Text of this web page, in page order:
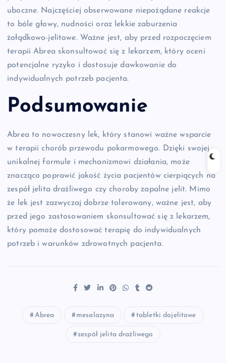
uboczne. Najczęściej obserwowane niepożądane reakcje
to bóle głowy, nudności oraz lekkie zaburzenia
żołądkowo-jelitowe. Ważne jest, aby przed rozpoczęciem
terapii Abrea skonsultować się z lekarzem, który oceni
potencjalne ryzyko i dostosuje dawkowanie do
indywidualnych potrzeb pacjenta.
Podsumowanie
Abrea to nowoczesny lek, który stanowi ważne wsparcie
w terapii chorób przewodu pokarmowego. Dzięki swojej
unikalnej formule i mechanizmowi działania, może
znacząco poprawić jakość życia pacjentów cierpiących na
zespół jelita drażliwego czy choroby zapalne jelit. Mimo
że lek jest zazwyczaj dobrze tolerowany, ważne jest, aby
przed jego zastosowaniem skonsultować się z lekarzem,
który pomoże dostosować terapię do indywidualnych
potrzeb i warunków zdrowotnych pacjenta.
Abrea mesalazyna tabletki dojelitowe
zespół jelita drażliwego